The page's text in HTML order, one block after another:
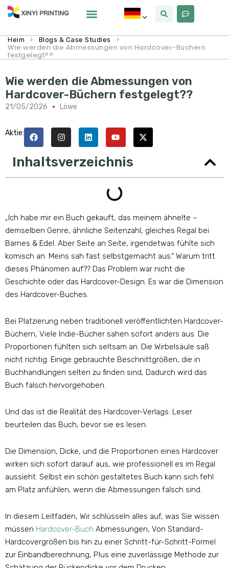
Heim > Blogs & Case Studies >
Wie werden die Abmessungen von Hardcover-Büchern
festgelegt??
Wie werden die Abmessungen von
Hardcover-Büchern festgelegt??
21/05/2026 Löwe
Aktie:
Inhaltsverzeichnis
„Ich habe mir ein Buch gekauft, das meinem ähnelte –
demselben Genre, ähnliche Seitenzahl, gleiches Regal bei
Barnes & Edel. Aber Seite an Seite, irgendetwas fühlte sich
komisch an. Meins sah fast selbstgemacht aus.“ Warum tritt
dieses Phänomen auf?? Das Problem war nicht die
Geschichte oder das Hardcover-Design. Es war die Dimension
des Hardcover-Buches.
Bei Platzierung neben traditionell veröffentlichten Hardcover-
Büchern, Viele Indie-Bücher sahen sofort anders aus. Die
Proportionen fühlten sich seltsam an. Die Wirbelsäule saß
nicht richtig. Einige gebrauchte Beschnittgrößen, die in
Buchhandlungen selten zu finden sind, Dadurch wird das
Buch falsch hervorgehoben.
Und das ist die Realität des Hardcover-Verlags: Leser
beurteilen das Buch, bevor sie es lesen.
Die Dimension, Dicke, und die Proportionen eines Hardcover
wirken sich sofort darauf aus, wie professionell es im Regal
aussieht. Selbst ein schön gestaltetes Buch kann sich fehl
am Platz anfühlen, wenn die Abmessungen falsch sind.
In diesem Leitfaden, Wir schlüsseln alles auf, was Sie wissen
müssen Hardcover-Buch Abmessungen, Von Standard-
Hardcovergrößen bis hin zu einer Schritt-für-Schritt-Formel
zur Einbandberechnung, Plus eine zuverlässige Methode zur